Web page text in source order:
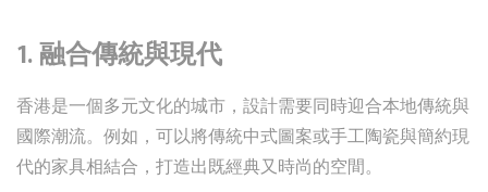
1.融合傳統與現代
香港是一個多元文化的城市，設計需要同時迎合本地傳統與
國際潮流。例如，可以將傳統中式圖案或手工陶瓷與簡約現
代的家具相結合，打造出既經典又時尚的空間。